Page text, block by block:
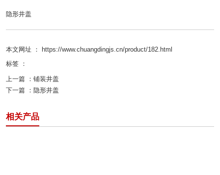
隐形井盖
本文网址 ： https://www.chuangdingjs.cn/product/182.html
标签 ：
上一篇 ： 铺装井盖
下一篇 ： 隐形井盖
相关产品